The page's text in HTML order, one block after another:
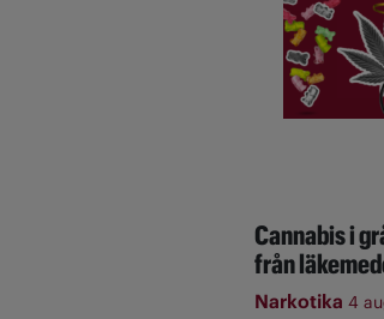
Cannabis i
från
Narkotika 4